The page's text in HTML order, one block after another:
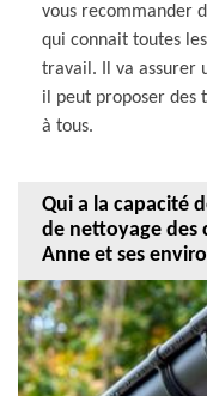
vous recommander
qui connait toutes
travail. Il va assurer
il peut proposer des
à tous.
Qui a la capacité
de nettoyage des
Anne et ses